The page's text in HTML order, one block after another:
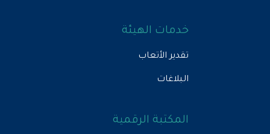
خدمات الهيئة
تقدير الأتعاب
البلاغات
المكتبة الرقمية